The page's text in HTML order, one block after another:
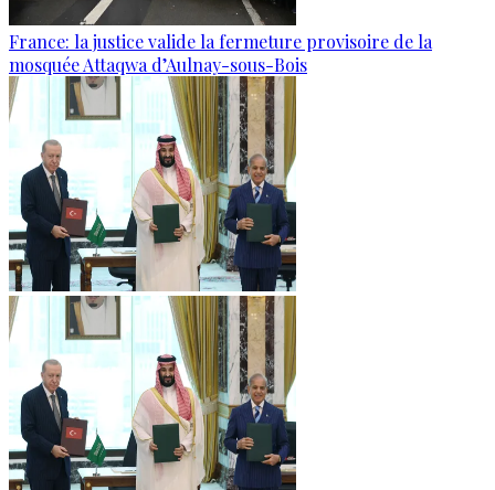
France: la justice valide la fermeture provisoire de la
mosquée Attaqwa d’Aulnay-sous-Bois